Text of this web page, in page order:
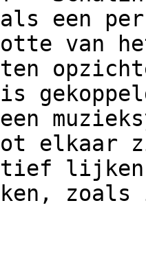
als een
van
opzichte
is
elkaar
lijken
zoals